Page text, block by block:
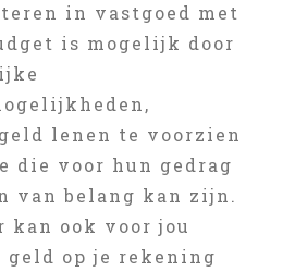
in vastgoed met
is mogelijk door
lenen te voorzien
die voor hun gedrag
van belang kan zijn.
kan ook voor jou
geld op je rekening